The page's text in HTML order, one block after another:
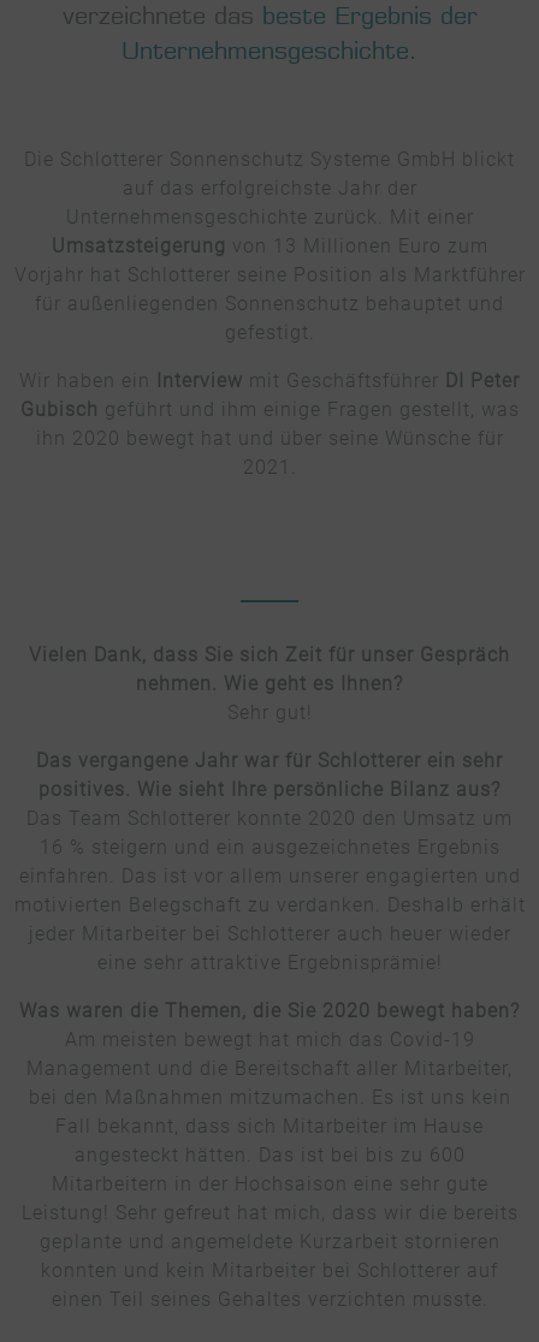
verzeichnete das beste Ergebnis der
Unternehmensgeschichte.
Die Schlotterer Sonnenschutz Systeme GmbH blickt
auf das erfolgreichste Jahr der
Unternehmensgeschichte zurück. Mit einer
Umsatzsteigerung von 13 Millionen Euro zum
Vorjahr hat Schlotterer seine Position als Marktführer
für außenliegenden Sonnenschutz behauptet und
gefestigt.
Wir haben ein Interview mit Geschäftsführer DI Peter
Gubisch geführt und ihm einige Fragen gestellt, was
ihn 2020 bewegt hat und über seine Wünsche für
2021.
Vielen Dank, dass Sie sich Zeit für unser Gespräch
nehmen. Wie geht es Ihnen?
Sehr gut!
Das vergangene Jahr war für Schlotterer ein sehr
positives. Wie sieht Ihre persönliche Bilanz aus?
Das Team Schlotterer konnte 2020 den Umsatz um
16 % steigern und ein ausgezeichnetes Ergebnis
einfahren. Das ist vor allem unserer engagierten und
motivierten Belegschaft zu verdanken. Deshalb erhält
jeder Mitarbeiter bei Schlotterer auch heuer wieder
eine sehr attraktive Ergebnisprämie!
Was waren die Themen, die Sie 2020 bewegt haben?
Am meisten bewegt hat mich das Covid-19
Management und die Bereitschaft aller Mitarbeiter,
bei den Maßnahmen mitzumachen. Es ist uns kein
Fall bekannt, dass sich Mitarbeiter im Hause
angesteckt hätten. Das ist bei bis zu 600
Mitarbeitern in der Hochsaison eine sehr gute
Leistung! Sehr gefreut hat mich, dass wir die bereits
geplante und angemeldete Kurzarbeit stornieren
konnten und kein Mitarbeiter bei Schlotterer auf
einen Teil seines Gehaltes verzichten musste.